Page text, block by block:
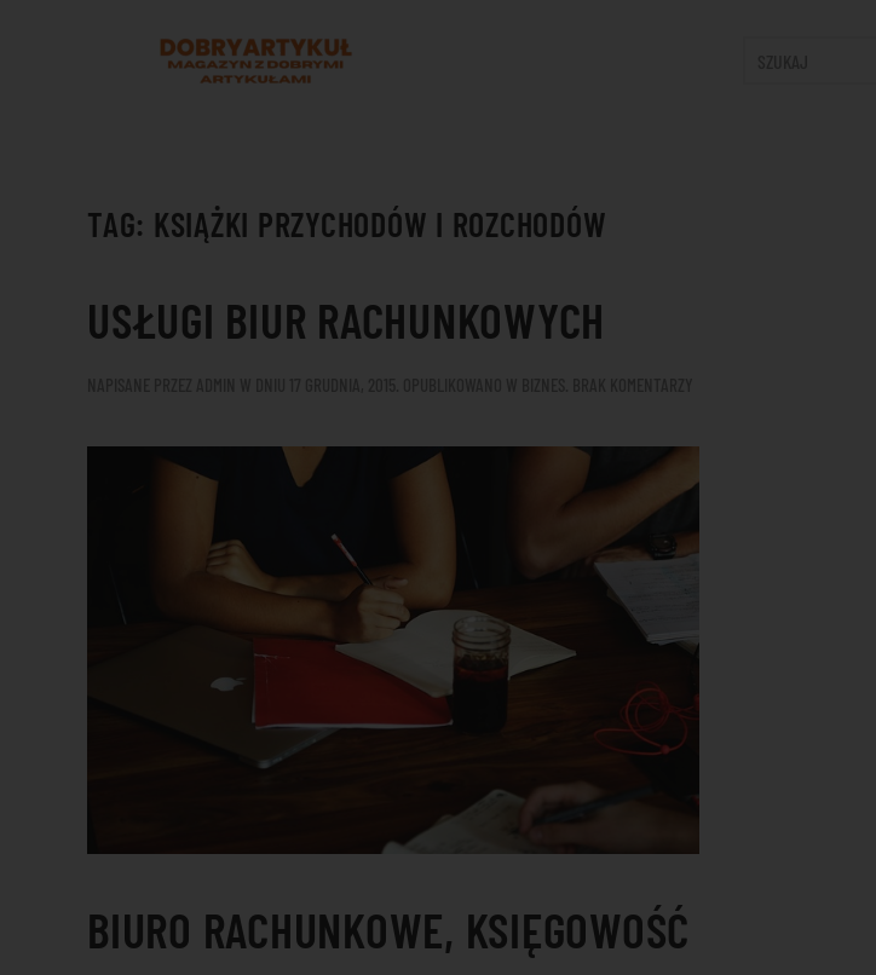
Przejdź do treści głównej
TAG: KSIĄŻKI PRZYCHODÓW I ROZCHODÓW
USŁUGI BIUR RACHUNKOWYCH
BIURO RACHUNKOWE, KSIĘGOWOŚĆ